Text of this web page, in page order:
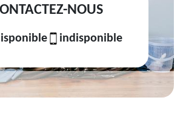
NOUS
indisponible